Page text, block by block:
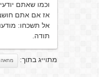
וכמו שאתם
אז אם אתם
אל תשכחו:
תודה.
מתוייג בתוך: מחאה